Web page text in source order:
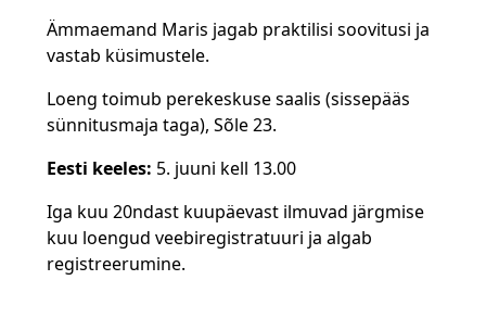
Ämmaemand Maris jagab praktilisi soovitusi ja
vastab küsimustele.
Loeng toimub perekeskuse saalis (sissepääs
sünnitusmaja taga), Sõle 23.
Eesti keeles: 5. juuni kell 13.00
Iga kuu 20ndast kuupäevast ilmuvad järgmise
kuu loengud veebiregistratuuri ja algab
registreerumine.